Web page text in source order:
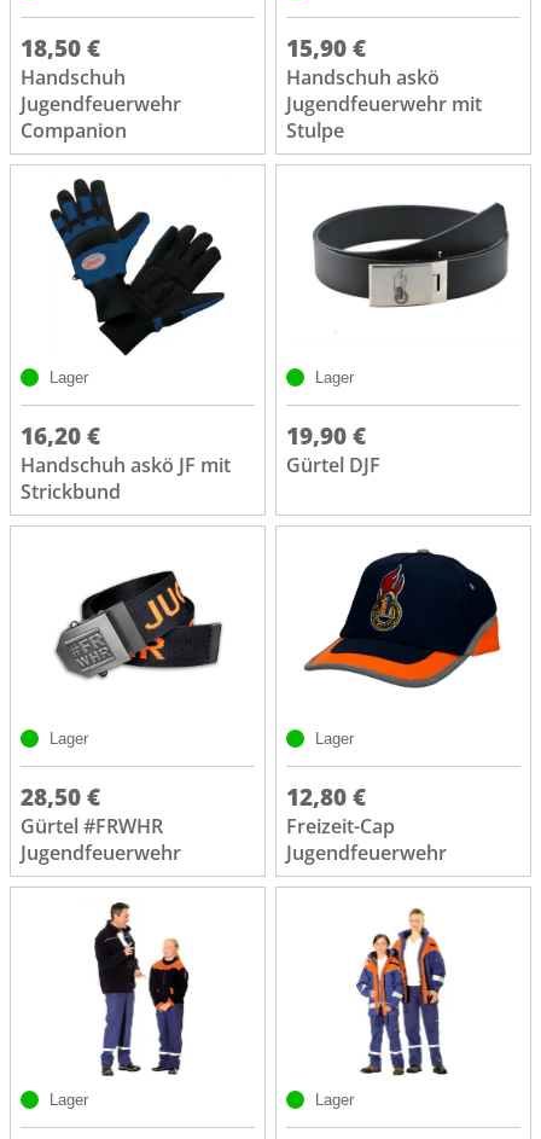
18,50 €
Handschuh
Jugendfeuerwehr
Companion
15,90 €
Handschuh askö
Jugendfeuerwehr mit
Stulpe
Lager
16,20 €
Handschuh askö JF mit
Strickbund
Lager
19,90 €
Gürtel DJF
Lager
28,50 €
Gürtel #FRWHR
Jugendfeuerwehr
Lager
12,80 €
Freizeit-Cap
Jugendfeuerwehr
Lager Lager